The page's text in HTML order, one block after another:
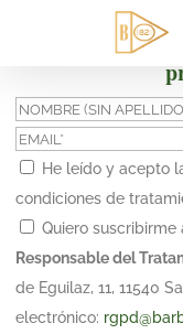
¡Suscríbete y
He leído y acepto
condiciones de
Quiero
Responsable del
de Eguilaz, 11, 11540
electrónico: